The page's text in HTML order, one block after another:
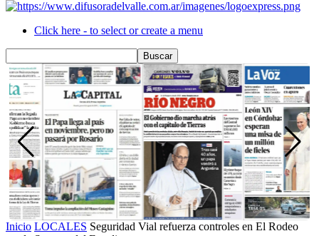
Click here - to select or create a menu
Inicio LOCALES Seguridad Vial refuerza controles en El Rodeo